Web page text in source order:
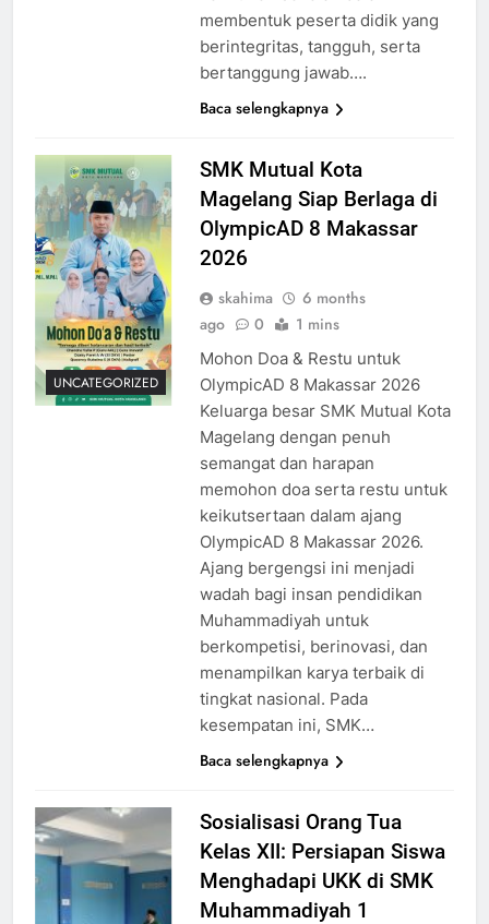
membentuk peserta didik yang
berintegritas, tangguh, serta
bertanggung jawab….
Baca selengkapnya
UNCATEGORIZED
SMK Mutual Kota
Magelang Siap Berlaga di
OlympicAD 8 Makassar
2026
skahima
6 months
ago
0 1 mins
Mohon Doa & Restu untuk
OlympicAD 8 Makassar 2026
Keluarga besar SMK Mutual Kota
Magelang dengan penuh
semangat dan harapan
memohon doa serta restu untuk
keikutsertaan dalam ajang
OlympicAD 8 Makassar 2026.
Ajang bergengsi ini menjadi
wadah bagi insan pendidikan
Muhammadiyah untuk
berkompetisi, berinovasi, dan
menampilkan karya terbaik di
tingkat nasional. Pada
kesempatan ini, SMK…
Baca selengkapnya
Sosialisasi Orang Tua
Kelas XII: Persiapan Siswa
Menghadapi UKK di SMK
Muhammadiyah 1